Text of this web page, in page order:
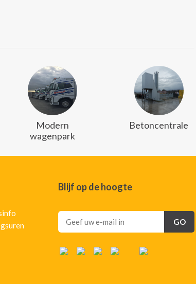
Modern
wagenpark
Betoncentrale
Blijf op de hoogte